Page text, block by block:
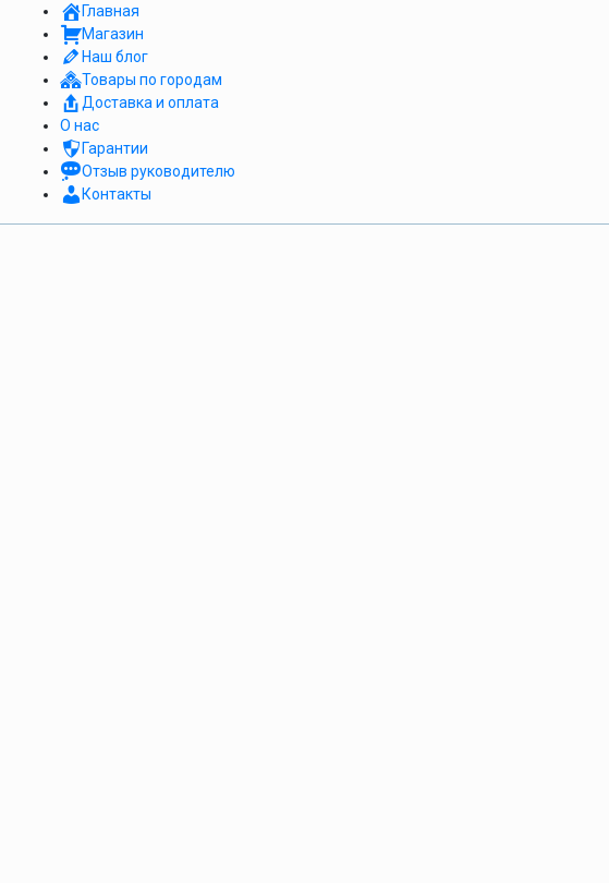
Главная
Магазин
Наш блог
Товары по городам
Доставка и оплата
О нас
Гарантии
Отзыв руководителю
Контакты